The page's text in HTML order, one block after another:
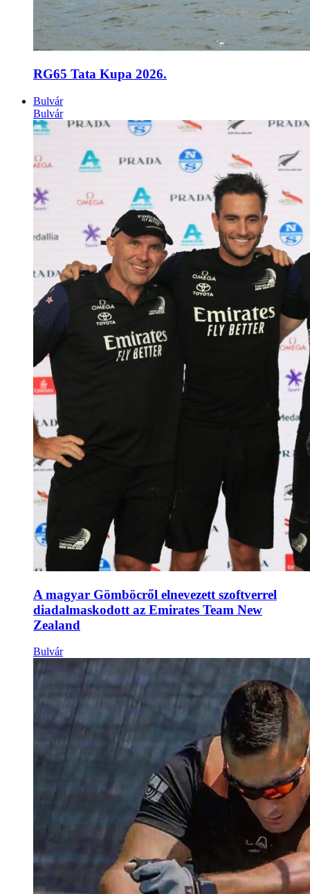
RG65 Tata Kupa 2026.
Bulvár
Bulvár
A magyar Gömböcről elnevezett szoftverrel
diadalmaskodott az Emirates Team New
Zealand
Bulvár